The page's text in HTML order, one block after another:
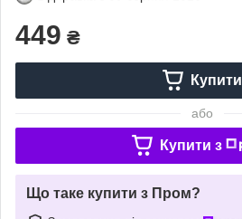
449 ₴
Купити
або
Купити з
Що таке купити з Пром?